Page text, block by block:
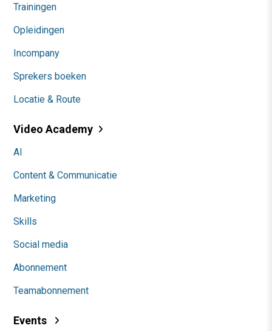
Trainingen
Opleidingen
Incompany
Sprekers boeken
Locatie & Route
Video Academy
AI
Content & Communicatie
Marketing
Skills
Social media
Abonnement
Teamabonnement
Events